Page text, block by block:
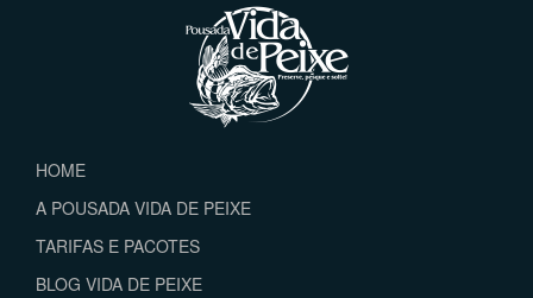
HOME
A POUSADA VIDA DE PEIXE
TARIFAS E PACOTES
BLOG VIDA DE PEIXE